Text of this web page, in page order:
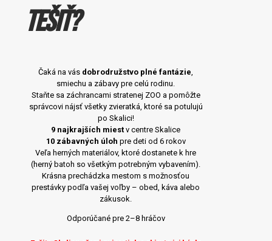
tešiť?
Čaká na vás dobrodružstvo plné fantázie,
smiechu a zábavy pre celú rodinu.
Staňte sa záchrancami stratenej ZOO a pomôžte
správcovi nájsť všetky zvieratká, ktoré sa potulujú
po Skalici!
9 najkrajších miest v centre Skalice
10 zábavných úloh pre deti od 6 rokov
Veľa herných materiálov, ktoré dostanete k hre
(herný batoh so všetkým potrebným vybavením).
Krásna prechádzka mestom s možnosťou
prestávky podľa vašej voľby – obed, káva alebo
zákusok.
Odporúčané pre 2–8 hráčov